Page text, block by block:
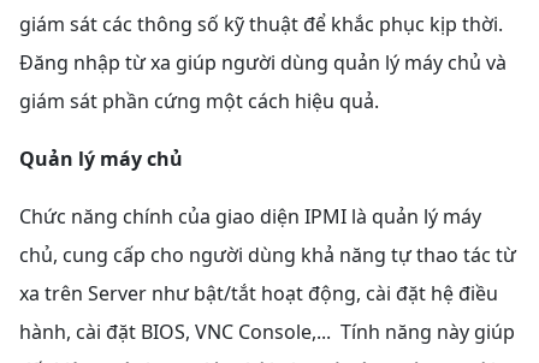
giám sát các thông số kỹ thuật để khắc phục kịp thời.
Đăng nhập từ xa giúp người dùng quản lý máy chủ và
giám sát phần cứng một cách hiệu quả.
Quản lý máy chủ
Chức năng chính của giao diện IPMI là quản lý máy
chủ, cung cấp cho người dùng khả năng tự thao tác từ
xa trên Server như bật/tắt hoạt động, cài đặt hệ điều
hành, cài đặt BIOS, VNC Console,... Tính năng này giúp